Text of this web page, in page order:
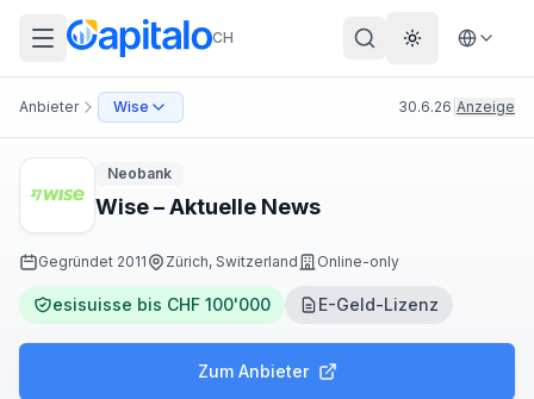
CH Theme
Anbieter Wise 30.6.26 Anzeige
Neobank
Wise – Aktuelle News
Gegründet 2011 Zürich, Switzerland Online-only
esisuisse bis CHF 100'000 E-Geld-Lizenz
Zum Anbieter